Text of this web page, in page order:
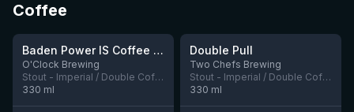
Coffee
Nog 1
★3.98
Baden Power IS Coffee Bourbon
O'Clock Brewing
Stout - Imperial / Double Coffee
330 ml
Double Pull
Two Chefs Brewing
Stout - Imperial / Double Coffee
330 ml